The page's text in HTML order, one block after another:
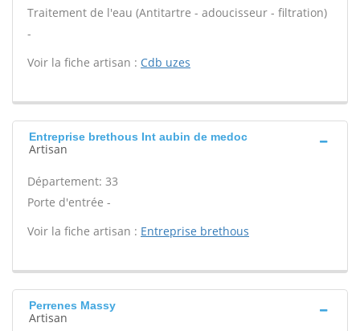
Traitement de l'eau (Antitartre - adoucisseur - filtration)
-
Voir la fiche artisan : Cdb uzes
Entreprise brethous Int aubin de medoc
Artisan
Département: 33
Porte d'entrée -
Voir la fiche artisan : Entreprise brethous
Perrenes Massy
Artisan